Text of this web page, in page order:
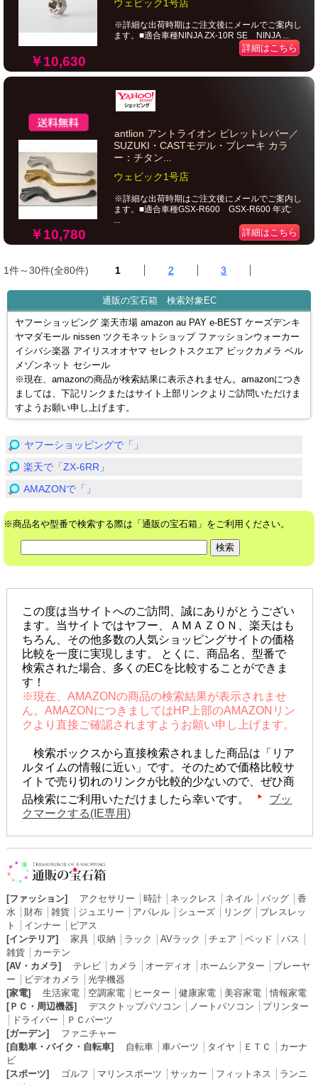
￥10,630
ウェビック1号店
※詳細な出荷時期はご注文後にメールでご案内し
ます。■適合車種NINJA ZX-10R SE NINJA ...
詳細はこちら
￥10,780
antlion アントライオン ビレットレバー／
SUZUKI・CASTモデル・ブレーキ カラ
ー：チタン...
ウェビック1号店
※詳細な出荷時期はご注文後にメールでご案内し
ます。■適合車種GSX-R600 GSX-R600 年式:
...
詳細はこちら
1件～30件(全80件) 1 2 3
通販の宝石箱 検索対象EC
ヤフーショッピング 楽天市場 amazon au PAY e-BEST ケーズデンキ
ヤマダモール nissen ツクモネットショップ ファッションウォーカー
イシバシ楽器 アイリスオオヤマ セレクトスクエア ビックカメラ ベル
メゾンネット セシール
※現在、amazonの商品が検索結果に表示されません。amazonにつき
ましては、下記リンクまたはサイト上部リンクよりご訪問いただけま
すようお願い申し上げます。
ヤフーショッピングで「」
楽天で「ZX-6RR」
AMAZONで「」
※商品名や型番で検索する際は「通販の宝石箱」をご利用ください。
この度は当サイトへのご訪問、誠にありがとうござい
ます。当サイトではヤフー、ＡＭＡＺＯＮ、楽天はも
ちろん、その他多数の人気ショッピングサイトの価格
比較を一度に実現します。 とくに、商品名、型番で
検索された場合、多くのECを比較することができま
す！
※現在、AMAZONの商品の検索結果が表示されませ
ん。AMAZONにつきましてはHP上部のAMAZONリン
クより直接ご確認されますようお願い申し上げます。
検索ボックスから直接検索されました商品は「リア
ルタイムの情報に近い」です。そのためで価格比較サ
イトで売り切れのリンクが比較的少ないので、ぜひ商
品検索にご利用いただけましたら幸いです。
ブッ
クマークする(IE専用)
[ファッション] アクセサリー 時計│ ネックレス ネイル│ バッグ│ 香
水
財布│ 雑貨│ ジュエリー アパレル│ シューズ│ リング│ ブレスレッ
ト
インナー
ピアス
[インテリア]
家具│ 収納 ラック AVラック チェア ベッド バス
雑貨│ カーテン
[AV・カメラ]
テレビ│ カメラ オーディオ ホームシアター
プレーヤ
ー
ビデオカメラ
光学機器
[家電]
生活家電│ 空調家電│ ヒーター 健康家電│ 美容家電│情報家電
[ＰＣ・周辺機器]
デスクトップパソコン ノートパソコン
プリンター
ドライバー
ＰＣパーツ
[ガーデン]
ファニチャー
[自動車・バイク・自転車]
自転車│ 車パーツ タイヤ ＥＴＣ
カーナ
ビ
[スポーツ]
ゴルフ マリンスポーツ サッカー フィットネス
ランニ